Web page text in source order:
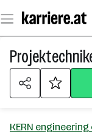
Seiteninhalt
springen
KERN